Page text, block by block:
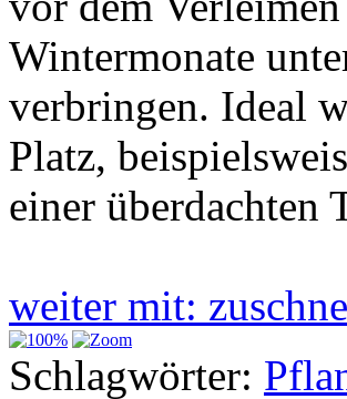
Wintermonate
verbringen. Ideal
Platz,
einer überdachten
weiter mit:
Schlagwörter: